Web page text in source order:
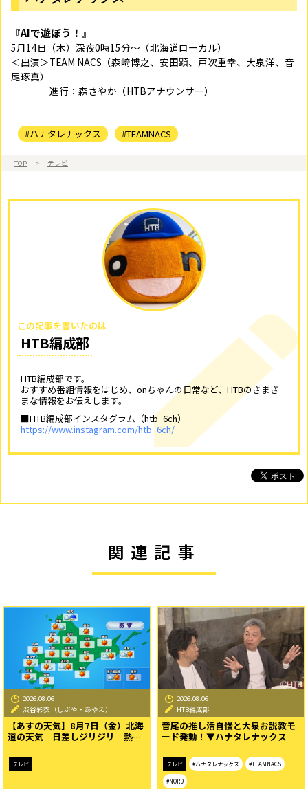
『AIで遊ぼう！ 』
5月14日（木）深夜0時15分～（北海道ローカル）
＜出演＞TEAM NACS（森崎博之、安田顕、戸次重幸、大泉洋、音
尾琢真）
進行：森さやか（HTBアナウンサー）
#ハナタレナックス #TEAMNACS
TOP > テレビ
この記事を書いたのは
HTB編成部
HTB編成部です。
おすすめ番組情報をはじめ、onちゃんの日常など、HTBのさまざ
まな情報をお伝えします。
■HTB編成部インスタグラム（htb_6ch）
https://www.instagram.com/htb_6ch/
関連記事
2026.08.06
渋谷彩衣（しぶや・あやえ）
【あすの天気】8月7日（金）北海
道の天気 日差しジリジリ 熱…
テレビ
2026.08.06
HTB編成部
音尾の推し活自慢と大泉お説教モ
ード発動！▼ハナタレナックス
テレビ #ハナタレナックス #TEAMNACS
#NORD